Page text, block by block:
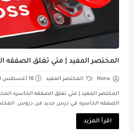
المختصر المفيد | متي تغلق الصفقه
Nona المختصر المفيد 16 أغسطس 2019
المختصر المفيد | متي تغلق الصفقه الخاسره
الصفقه الخاسره في درس جديد من دروس
اقرأ المزيد